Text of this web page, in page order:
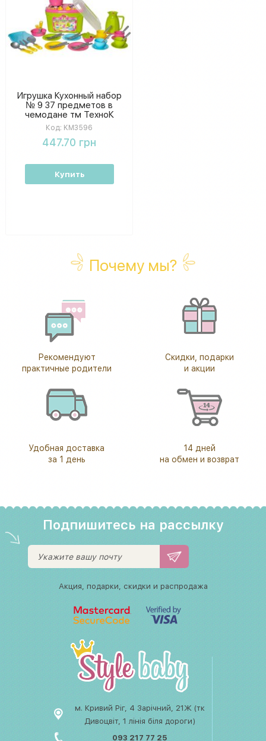
Игрушка Кухонный набор
№ 9 37 предметов в
чемодане тм ТехноК
KM3596
Код: KM3596
447.70 грн
Купить
Почему мы?
Рекомендуют
практичные родители
Скидки, подарки
и акции
Удобная доставка
за 1 день
14 дней
на обмен и возврат
Подпишитесь на рассылку
Акция, подарки, скидки и распродажа
м. Кривий Ріг, 4 Зарічний, 21Ж (тк
Дивоцвіт, 1 лінія біля дороги)
093 217 77 25